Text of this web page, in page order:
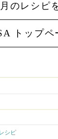
のレシピ
トップペ
シピ